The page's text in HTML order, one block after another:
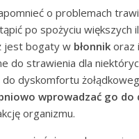
o problemach
po spożyciu większych
jest bogaty w błonnik oraz
do strawienia dla
dyskomfortu
wprowadzać go do
organizmu.